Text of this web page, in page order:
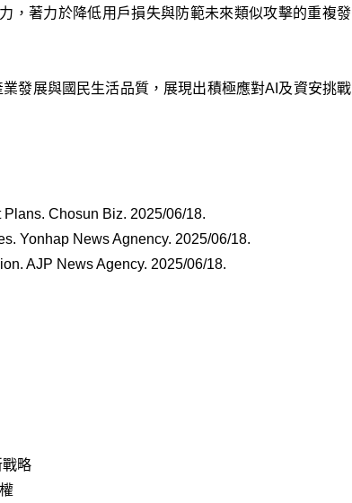
，著力於降低用戶損失與防範未來類似攻擊的重複發
發展與國民生活品質，展現出積極應對AI及資安挑戰
Chosun Biz. 2025/06/18.
Yonhap News Agnency. 2025/06/18.
AJP News Agency. 2025/06/18.
略